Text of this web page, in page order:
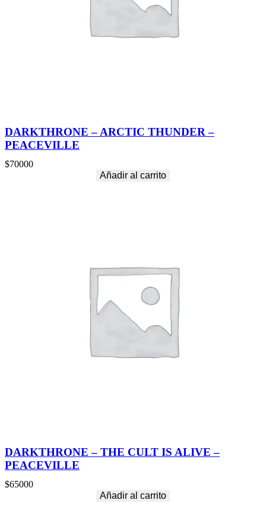
DARKTHRONE – ARCTIC THUNDER –
PEACEVILLE
$70000
Añadir al carrito
DARKTHRONE – THE CULT IS ALIVE –
PEACEVILLE
$65000
Añadir al carrito